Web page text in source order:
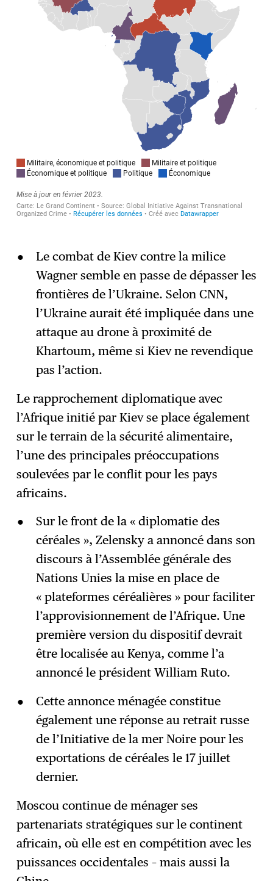
Le combat de Kiev contre la milice
Wagner semble en passe de dépasser les
frontières de l’Ukraine. Selon CNN,
l’Ukraine aurait été impliquée dans une
attaque au drone à proximité de
Khartoum, même si Kiev ne revendique
pas l’action.
Le rapprochement diplomatique avec
l’Afrique initié par Kiev se place également
sur le terrain de la sécurité alimentaire,
l’une des principales préoccupations
soulevées par le conflit pour les pays
africains.
Sur le front de la « diplomatie des
céréales », Zelensky a annoncé dans son
discours à l’Assemblée générale des
Nations Unies la mise en place de
« plateformes céréalières » pour faciliter
l’approvisionnement de l’Afrique. Une
première version du dispositif devrait
être localisée au Kenya, comme l’a
annoncé le président William Ruto.
Cette annonce ménagée constitue
également une réponse au retrait russe
de l’Initiative de la mer Noire pour les
exportations de céréales le 17 juillet
dernier.
Moscou continue de ménager ses
partenariats stratégiques sur le continent
africain, où elle est en compétition avec les
puissances occidentales – mais aussi la